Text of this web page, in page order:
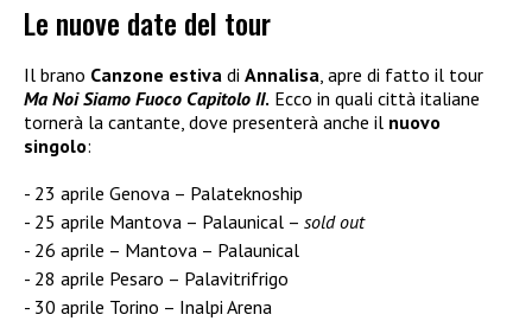
Le nuove date del tour
Il brano Canzone estiva di Annalisa, apre di fatto il tour
Ma Noi Siamo Fuoco Capitolo II. Ecco in quali città italiane
tornerà la cantante, dove presenterà anche il nuovo
singolo:
23 aprile Genova – Palateknoship
25 aprile Mantova – Palaunical – sold out
26 aprile – Mantova – Palaunical
28 aprile Pesaro – Palavitrifrigo
30 aprile Torino – Inalpi Arena